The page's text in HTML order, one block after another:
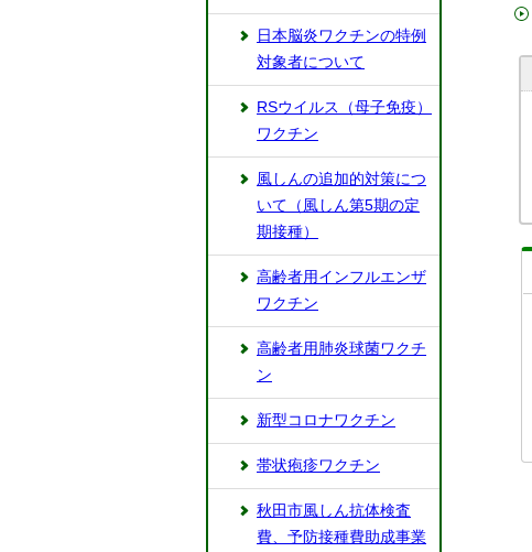
日本脳炎ワクチンの特例
対象者について
RSウイルス（母子免疫）
ワクチン
風しんの追加的対策につ
いて（風しん第5期の定
期接種）
高齢者用インフルエンザ
ワクチン
高齢者用肺炎球菌ワクチ
ン
新型コロナワクチン
帯状疱疹ワクチン
秋田市風しん抗体検査
費、予防接種費助成事業